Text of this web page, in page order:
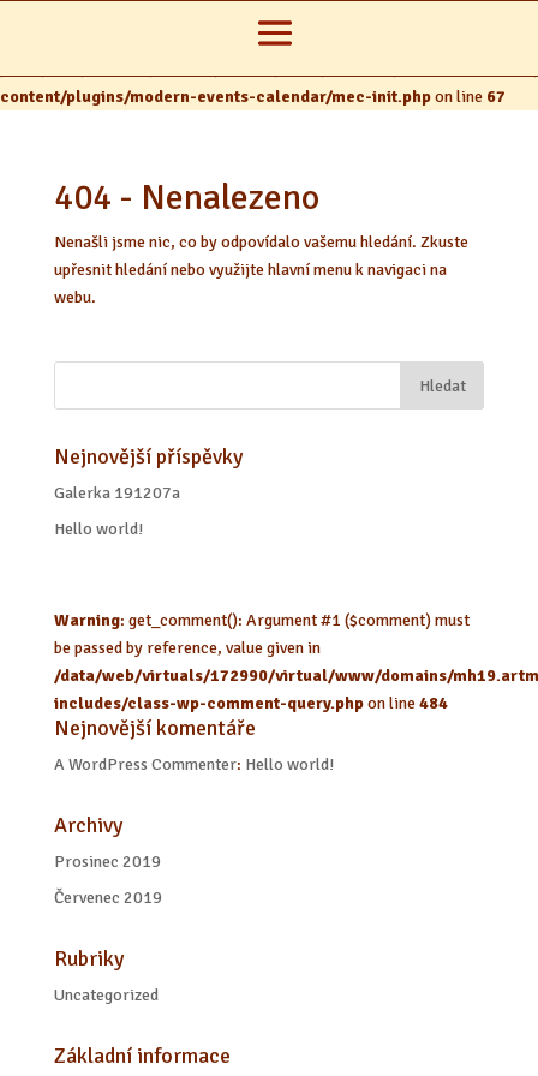
: The magic method MEC::__wakeup() must have public visibility in
content/plugins/modern-events-calendar/mec-init.phpon line 67
404 - Nenalezeno
Nenašli jsme nic, co by odpovídalo vašemu hledání. Zkuste
upřesnit hledání nebo využijte hlavní menu k navigaci na
webu.
Nejnovější příspěvky
Galerka 191207a
Hello world!
Warning: get_comment(): Argument #1 ($comment) must
be passed by reference, value given in
/data/web/virtuals/172990/virtual/www/domains/
includes/class-wp-comment-query.phpon line484
Nejnovější komentáře
A WordPress Commenter: Hello world!
Archivy
Prosinec 2019
Červenec 2019
Rubriky
Uncategorized
Základní informace